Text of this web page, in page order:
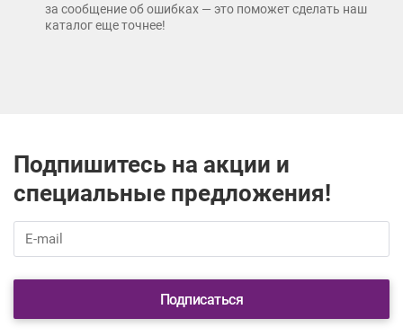
за сообщение об ошибках — это поможет сделать наш
каталог еще точнее!
Подпишитесь на акции и
специальные предложения!
Подписаться